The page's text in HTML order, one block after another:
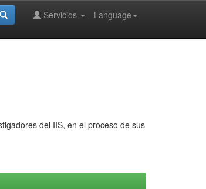
Language
Servicios
del IIS, en el proceso de sus